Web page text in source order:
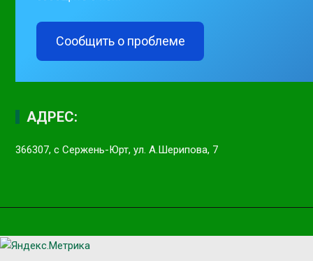
Сообщить о проблеме
АДРЕС:
366307, с Сержень-Юрт, ул. А.Шерипова, 7